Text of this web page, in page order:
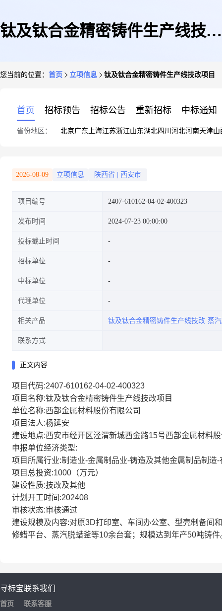
钛及钛合金精密铸件生产线技改
您当前的位置： 首页 立项信息 钛及钛合金精密铸件生产线技改项目
首页 招标预告 招标公告 重新招标 中标通知
省份地区： 北京广东 上海江苏浙江山东湖北四川 河北河南天津山
2026-08-09 立项信息 陕西省 西安市
项目编号 2407-610162-04-02-400323
发布时间 2024-07-23 00:00:00
投标截止时间
招标单位
中标单位
代理单位
相关产品 钛及钛合金精密铸件生产线技改 蒸
联系方式
正文内容
项目代码:2407-610162-04-02-400323
项目名称:钛及钛合金精密铸件生产线技改项目
单位名称:西部金属材料股份有限公司
项目法人:杨延安
建设地点:西安市经开区泾渭新城西金路15号西部金属材料
申报单位经济类型:
项目所属行业:制造业-金属制品业-铸造及其他金属制品制造
项目总投资:1000（万元）
建设性质:技改及其他
计划开工时间:202408
审核状态:审核通过
建设规模及内容:对原3D打印室、车间办公室、型壳制备间
修蜡平台、蒸汽脱蜡釜等10余台套；规模达到年产50吨铸件
寻标宝
首页
联系我们
联系客服